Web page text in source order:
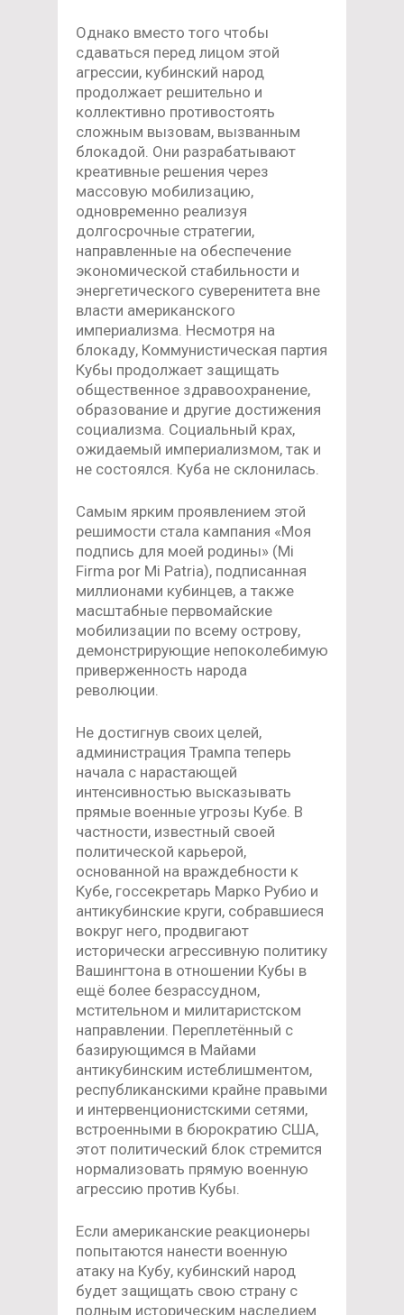
Однако вместо того чтобы
сдаваться перед лицом этой
агрессии, кубинский народ
продолжает решительно и
коллективно противостоять
сложным вызовам, вызванным
блокадой. Они разрабатывают
креативные решения через
массовую мобилизацию,
одновременно реализуя
долгосрочные стратегии,
направленные на обеспечение
экономической стабильности и
энергетического суверенитета вне
власти американского
империализма. Несмотря на
блокаду, Коммунистическая партия
Кубы продолжает защищать
общественное здравоохранение,
образование и другие достижения
социализма. Социальный крах,
ожидаемый империализмом, так и
не состоялся. Куба не склонилась.
Самым ярким проявлением этой
решимости стала кампания «Моя
подпись для моей родины» (Mi
Firma por Mi Patria), подписанная
миллионами кубинцев, а также
масштабные первомайские
мобилизации по всему острову,
демонстрирующие непоколебимую
приверженность народа
революции.
Не достигнув своих целей,
администрация Трампа теперь
начала с нарастающей
интенсивностью высказывать
прямые военные угрозы Кубе. В
частности, известный своей
политической карьерой,
основанной на враждебности к
Кубе, госсекретарь Марко Рубио и
антикубинские круги, собравшиеся
вокруг него, продвигают
исторически агрессивную политику
Вашингтона в отношении Кубы в
ещё более безрассудном,
мстительном и милитаристском
направлении. Переплетённый с
базирующимся в Майами
антикубинским истеблишментом,
республиканскими крайне правыми
и интервенционистскими сетями,
встроенными в бюрократию США,
этот политический блок стремится
нормализовать прямую военную
агрессию против Кубы.
Если американские реакционеры
попытаются нанести военную
атаку на Кубу, кубинский народ
будет защищать свою страну с
полным историческим наследием